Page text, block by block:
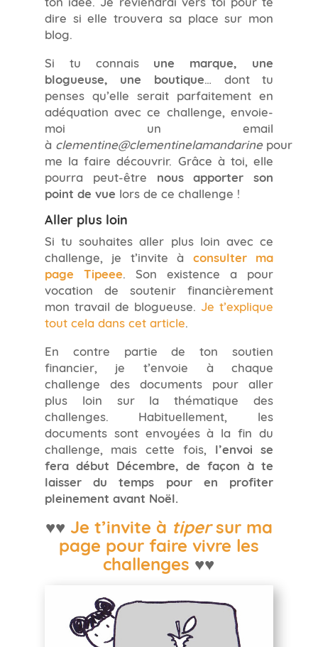
dire si elle trouvera sa place sur mon
blog.
Si tu connais une marque, une
blogueuse, une boutique … dont tu
penses qu’elle serait parfaitement en
adéquation avec ce challenge, envoie-
moi un email
à clementine@clementinelamandarinepour
me la faire découvrir. Grâce à toi, elle
pourra peut-être nous apporter son
point de vue lors de ce challenge !
Aller plus loin
Si tu souhaites aller plus loin avec ce
challenge, je t’invite à consulter ma
page Tipeee. Son existence a pour
vocation de soutenir financièrement
mon travail de blogueuse. Je t’explique
tout cela dans cet article.
En contre partie de ton soutien
financier, je t’envoie à chaque
challenge des documents pour aller
plus loin sur la thématique des
challenges. Habituellement, les
documents sont envoyées à la fin du
challenge, mais cette fois, l’envoi se
fera début Décembre, de façon à te
laisser du temps pour en profiter
pleinement avant Noël.
♥♥ Je t’invite à tipersur ma
page pour faire vivre les
challenges ♥♥